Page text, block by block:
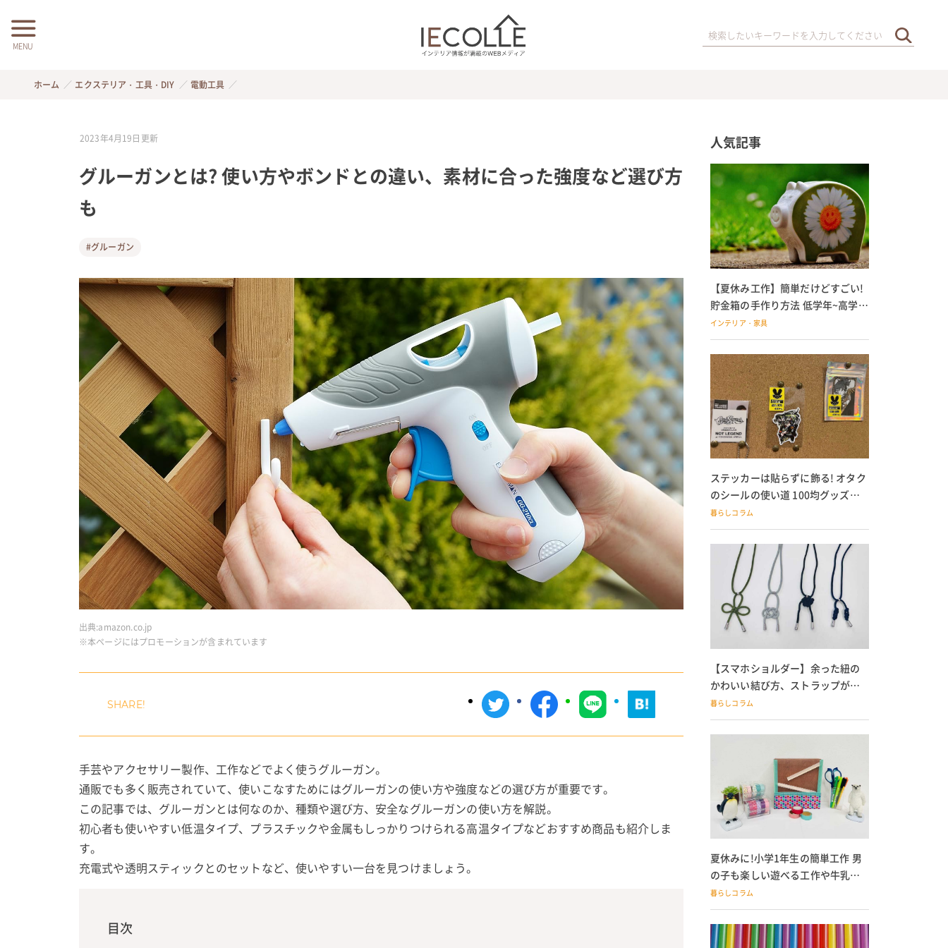
MENU
ホーム エクステリア・工具・DIY 電動工具
2023年4月19日 更新
グルーガンとは? 使い方やボンドとの違い、素材に合った強度など選び方
も
#グルーガン
出典:amazon.co.jp
※本ページにはプロモーションが含まれています
手芸やアクセサリー製作、工作などでよく使うグルーガン。
通販でも多く販売されていて、使いこなすためにはグルーガンの使い方や強度などの選び方が重要です。
この記事では、グルーガンとは何なのか、種類や選び方、安全なグルーガンの使い方を解説。
初心者も使いやすい低温タイプ、プラスチックや金属もしっかりつけられる高温タイプなどおすすめ商品も紹介しま
す。
充電式や透明スティックとのセットなど、使いやすい一台を見つけましょう。
目次
人気記事
【夏休み工作】簡単だけどすごい!
貯金箱の手作り方法 低学年~高学年
の子どもにも
インテリア・家具
ステッカーは貼らずに飾る! オタク
のシールの使い道 100均グッズで
の飾り方も
暮らしコラム
【スマホショルダー】余った紐の
かわいい結び方、ストラップが落
ちる人必見
暮らしコラム
夏休みに!小学1年生の簡単工作 男
の子も楽しい遊べる工作や牛乳パ
ック貯金箱も
暮らしコラム